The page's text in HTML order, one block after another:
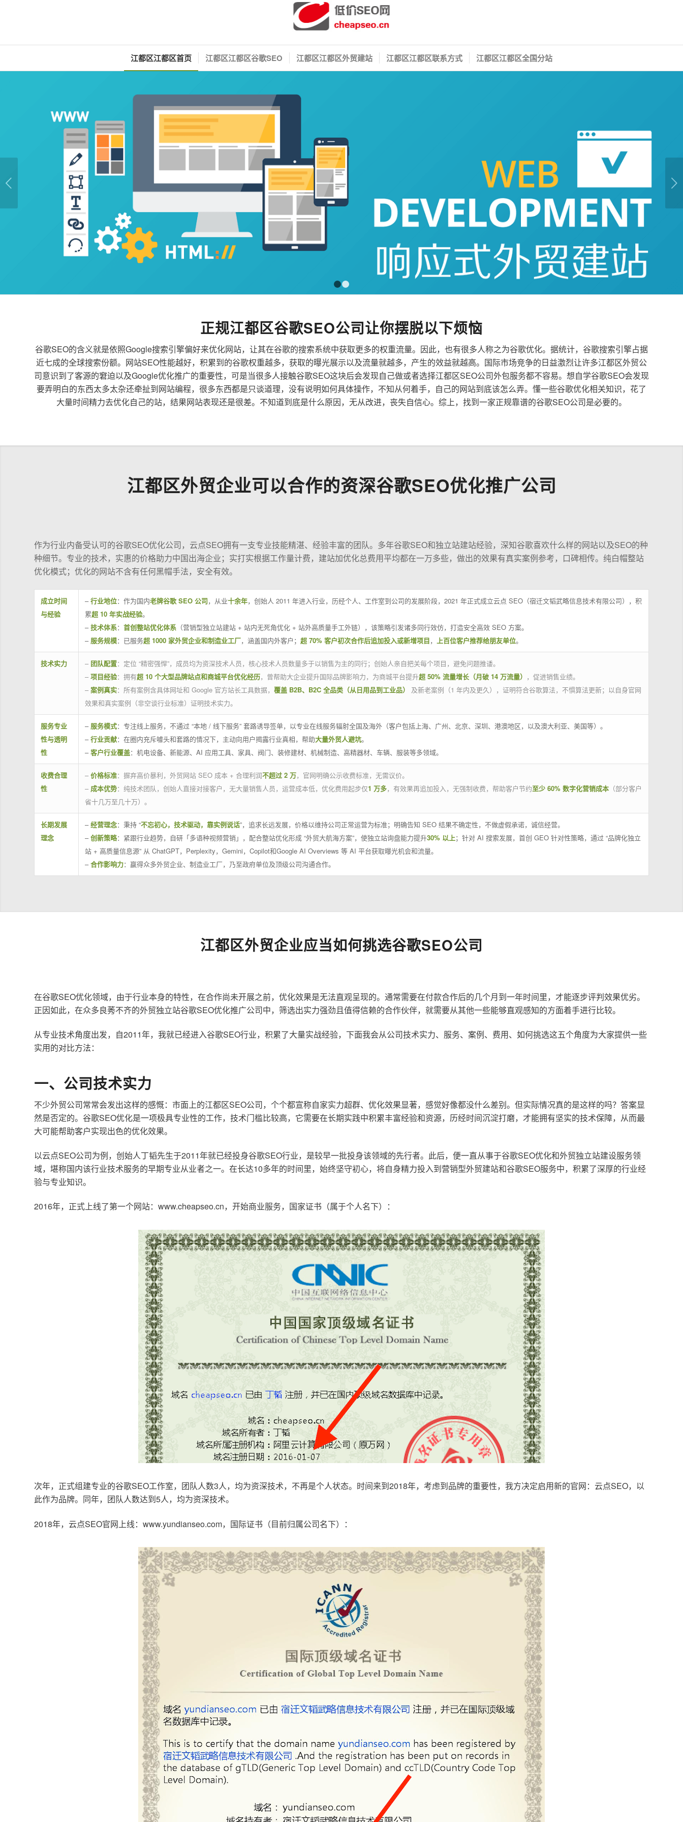
江都区江都区首页 江都区江都区谷歌SEO 江都区江都区外贸建站 江都区江都区联系方式 江都区江都区全国分站
下一页
正规江都区谷歌SEO公司让你摆脱以下烦恼
谷歌SEO的含义就是依照Google搜索引擎偏好来优化网站，让其在谷歌的搜索系统中获取更多的权重流量。因此，也有很多人称之为谷歌优化。据统计，谷歌搜索引擎占据
近七成的全球搜索份额。网站SEO性能越好，积累到的谷歌权重越多，获取的曝光展示以及流量就越多，产生的效益就越高。国际市场竞争的日益激烈让许多江都区外贸公
司意识到了客源的窘迫以及Google优化推广的重要性，可是当很多人接触谷歌SEO这块后会发现自己做或者选择江都区SEO公司外包服务都不容易。想自学谷歌SEO会发现
要弄明白的东西太多太杂还牵扯到网站编程，很多东西都是只谈道理，没有说明如何具体操作，不知从何着手，自己的网站到底该怎么弄。懂一些谷歌优化相关知识，花了
大量时间精力去优化自己的站，结果网站表现还是很差。不知道到底是什么原因，无从改进，丧失自信心。综上，找到一家正规靠谱的谷歌SEO公司是必要的。
江都区外贸企业可以合作的资深谷歌SEO优化推广公司
作为行业内备受认可的谷歌SEO优化公司，云点SEO拥有一支专业技能精湛、经验丰富的团队。多年谷歌SEO和独立站建站经验，深知谷歌喜欢什么样的网站以及SEO的种
种细节。专业的技术，实惠的价格助力中国出海企业；实打实根据工作量计费，建站加优化总费用平均都在一万多些，做出的效果有真实案例参考，口碑相传。纯白帽整站
优化模式；优化的网站不含有任何黑帽手法，安全有效。
成立时间
与经验
–行业地位：作为国内老牌谷歌 SEO 公司，从业十余年，创始人 2011 年进入行业，历经个人、工作室到公司的发展阶段，2021 年正式成立云点 SEO（宿迁文韬武略信息技术有限公司），积
累超 10 年实战经验。
–技术体系： 首创整站优化体系 （营销型独立站建站 + 站内无死角优化 + 站外高质量手工外链），该策略引发诸多同行效仿，打造安全高效 SEO 方案。
– 服务规模：已服务超 1000 家外贸企业和制造业工厂，涵盖国内外客户； 超 70% 客户初次合作后追加投入或新增项目， 上百位客户推荐给朋友单位。
技术实力 – 团队配置：定位 “精密强悍”，成员均为资深技术人员，核心技术人员数量多于以销售为主的同行；创始人亲自把关每个项目，避免问题推诿。
– 项目经验：拥有超 10 个大型品牌站点和商城平台优化经历，曾帮助大企业提升国际品牌影响力，为商城平台提升超 50% 流量增长（月破 14 万流量） ，促进销售业绩。
– 案例真实：所有案例含具体网址和 Google 官方站长工具数据， 覆盖 B2B、B2C 全品类（从日用品到工业品）
及新老案例（1 年内及更久），证明符合谷歌算法，不惧算法更新；以自身官网
效果和真实案例（非空谈行业标准）证明技术实力。
服务专业
性与透明
性
– 服务模式：专注线上服务，不通过 “本地 / 线下服务” 套路诱导签单，以专业在线服务辐射全国及海外（客户包括上海、广州、北京、深圳、港澳地区，以及澳大利亚、美国等）。
–行业贡献：在圈内充斥噱头和套路的情况下，主动向用户揭露行业真相，帮助大量外贸人避坑。
–客户行业覆盖：机电设备、新能源、AI 应用工具、家具、阀门、装修建材、机械制造、高精器材、车辆、服装等多领域。
收费合理
性
– 价格标准：摒弃高价暴利，外贸网站 SEO 成本 + 合理利润不超过 2 万，官网明确公示收费标准，无需议价。
– 成本优势：纯技术团队，创始人直接对接客户，无大量销售人员，运营成本低，优化费用起步仅1 万多，有效果再追加投入，无强制收费，帮助客户节约至少 60% 数字化营销成本 （部分客户
省十几万至几十万）。
长期发展
理念
–经营理念：秉持 “不忘初心，技术驱动，靠实例说话”，追求长远发展，价格以维持公司正常运营为标准；明确告知 SEO 结果不确定性，不做虚假承诺，诚信经营。
–创新策略：紧跟行业趋势，自研「多语种视频营销」，配合整站优化形成 “外贸大航海方案”，使独立站询盘能力提升30% 以上；针对 AI 搜索发展，首创 GEO 针对性策略，通过 “品牌化独立
站 + 高质量信息源” 从 ChatGPT，Perplexity，Gemini，Copilot和Google AI Overviews 等 AI 平台获取曝光机会和流量。
–合作影响力：赢得众多外贸企业、制造业工厂，乃至政府单位及顶级公司沟通合作。
江都区外贸企业应当如何挑选谷歌SEO公司
在谷歌SEO优化领域，由于行业本身的特性，在合作尚未开展之前，优化效果是无法直观呈现的。通常需要在付款合作后的几个月到一年时间里，才能逐步评判效果优劣。
正因如此，在众多良莠不齐的外贸独立站谷歌SEO优化推广公司中，筛选出实力强劲且值得信赖的合作伙伴，就需要从其他一些能够直观感知的方面着手进行比较。
从专业技术角度出发，自2011年，我就已经进入谷歌SEO行业，积累了大量实战经验，下面我会从公司技术实力、服务、案例、费用、如何挑选这五个角度为大家提供一些
实用的对比方法：
一、公司技术实力
不少外贸公司常常会发出这样的感慨：市面上的江都区SEO公司，个个都宣称自家实力超群、优化效果显著，感觉好像都没什么差别。但实际情况真的是这样的吗？答案显
然是否定的。谷歌SEO优化是一项极具专业性的工作，技术门槛比较高，它需要在长期实践中积累丰富经验和资源，历经时间沉淀打磨，才能拥有坚实的技术保障，从而最
大可能帮助客户实现出色的优化效果。
以云点SEO公司为例，创始人丁韬先生于2011年就已经投身谷歌SEO行业，是较早一批投身该领域的先行者。此后，便一直从事于谷歌SEO优化和外贸独立站建设服务领
域，堪称国内该行业技术服务的早期专业从业者之一。在长达10多年的时间里，始终坚守初心，将自身精力投入到营销型外贸建站和谷歌SEO服务中，积累了深厚的行业经
验与专业知识。
2016年，正式上线了第一个网站：www.cheapseo.cn，开始商业服务，国家证书（属于个人名下）：
次年，正式组建专业的谷歌SEO工作室，团队人数3人，均为资深技术，不再是个人状态。时间来到2018年，考虑到品牌的重要性，我方决定启用新的官网：云点SEO，以
此作为品牌。同年，团队人数达到5人，均为资深技术。
2018年，云点SEO官网上线：www.yundianseo.com，国际证书（目前归属公司名下）：